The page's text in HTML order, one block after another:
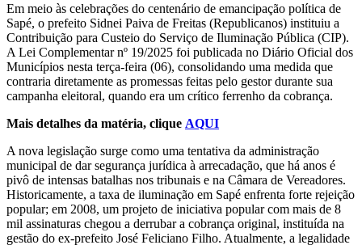
Em meio às celebrações do centenário de emancipação política de
Sapé, o prefeito Sidnei Paiva de Freitas (Republicanos) instituiu a
Contribuição para Custeio do Serviço de Iluminação Pública (CIP).
A Lei Complementar nº 19/2025 foi publicada no Diário Oficial dos
Municípios nesta terça-feira (06), consolidando uma medida que
contraria diretamente as promessas feitas pelo gestor durante sua
campanha eleitoral, quando era um crítico ferrenho da cobrança.
Mais detalhes da matéria, clique AQUI
A nova legislação surge como uma tentativa da administração
municipal de dar segurança jurídica à arrecadação, que há anos é
pivô de intensas batalhas nos tribunais e na Câmara de Vereadores.
Historicamente, a taxa de iluminação em Sapé enfrenta forte rejeição
popular; em 2008, um projeto de iniciativa popular com mais de 8
mil assinaturas chegou a derrubar a cobrança original, instituída na
gestão do ex-prefeito José Feliciano Filho. Atualmente, a legalidade